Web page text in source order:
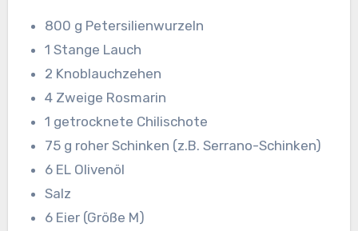
800 g Petersilienwurzeln
1 Stange Lauch
2 Knoblauchzehen
4 Zweige Rosmarin
1 getrocknete Chilischote
75 g roher Schinken (z.B. Serrano-Schinken)
6 EL Olivenöl
Salz
6 Eier (Größe M)